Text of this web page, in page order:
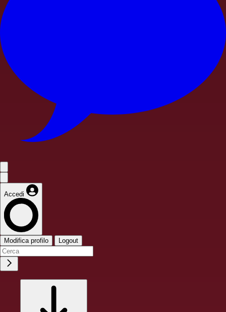
Accedi
Modifica profilo Logout